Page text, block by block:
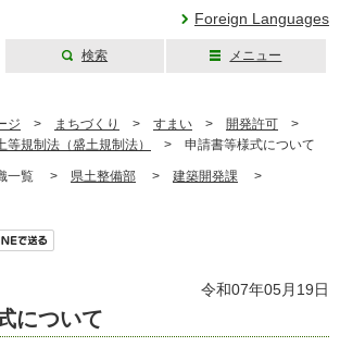
Foreign Languages
検索 メニュー
ジ > まちづくり > すまい > 開発許可 >
規制法（盛土規制法）
> 申請書等様式について
一覧 > 県土整備部 > 建築開発課 >
令和07年05月19日
について